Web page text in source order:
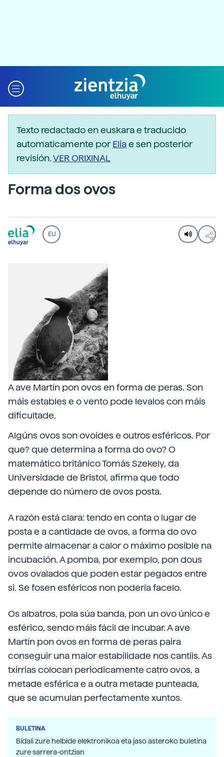
Texto redactado en euskara e traducido
automaticamente porEliae sen posterior
revisión.VER ORIXINAL
Forma dos ovos
EU
A ave Martín pon ovos en forma de peras. Son
máis estables e o vento pode levalos con máis
dificultade.
Algúns ovos son ovoides e outros esféricos. Por
que? que determina a forma do ovo? O
matemático británico Tomás Szekely, da
Universidade de Bristol, afirma que todo
depende do número de ovos posta.
A razón está clara: tendo en conta o lugar de
posta e a cantidade de ovos, a forma do ovo
permite almacenar a calor o máximo posible na
incubación. A pomba, por exemplo, pon dous
ovos ovalados que poden estar pegados entre
si. Se fosen esféricos non podería facelo.
Os albatros, pola súa banda, pon un ovo único e
esférico, sendo máis fácil de incubar. A ave
Martín pon ovos en forma de peras paira
conseguir una maior estabilidade nos cantiis. As
txirrias colocan periodicamente catro ovos, a
metade esférica e a outra metade punteada,
que se acumulan perfectamente xuntos.
BULETINA
Bidali zure helbide elektronikoa eta jaso asteroko buletina
zure sarrera-ontzian